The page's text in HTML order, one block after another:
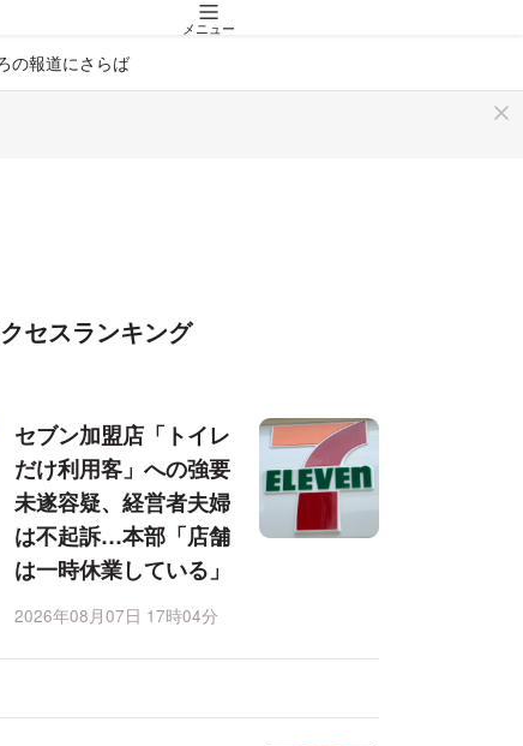
メニュー
の報道にさらば
セスランキング
セブン加盟店「トイレ
だけ利用客」への強要
未遂容疑、経営者夫婦
は不起訴…本部「店舗
は一時休業している」
2026年08月07日 17時04分